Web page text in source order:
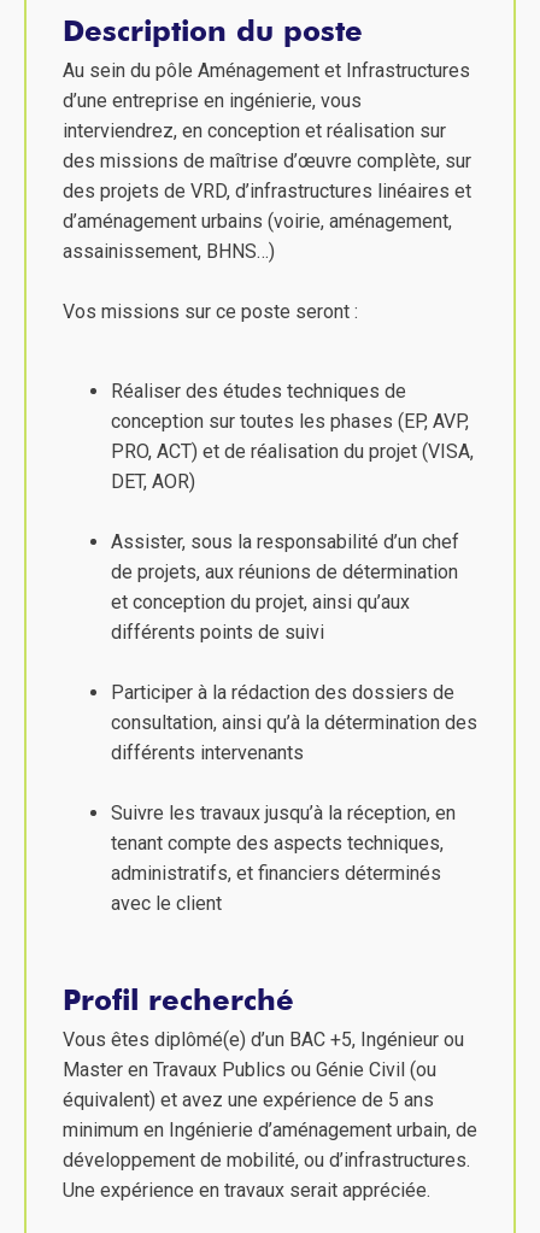
Description du poste
Au sein du pôle Aménagement et Infrastructures
d’une entreprise en ingénierie, vous
interviendrez, en conception et réalisation sur
des missions de maîtrise d’œuvre complète, sur
des projets de VRD, d’infrastructures linéaires et
d’aménagement urbains (voirie, aménagement,
assainissement, BHNS…)
Vos missions sur ce poste seront :
Réaliser des études techniques de
conception sur toutes les phases (EP, AVP,
PRO, ACT) et de réalisation du projet (VISA,
DET, AOR)
Assister, sous la responsabilité d’un chef
de projets, aux réunions de détermination
et conception du projet, ainsi qu’aux
différents points de suivi
Participer à la rédaction des dossiers de
consultation, ainsi qu’à la détermination des
différents intervenants
Suivre les travaux jusqu’à la réception, en
tenant compte des aspects techniques,
administratifs, et financiers déterminés
avec le client
Profil recherché
Vous êtes diplômé(e) d’un BAC +5, Ingénieur ou
Master en Travaux Publics ou Génie Civil (ou
équivalent) et avez une expérience de 5 ans
minimum en Ingénierie d’aménagement urbain, de
développement de mobilité, ou d’infrastructures.
Une expérience en travaux serait appréciée.